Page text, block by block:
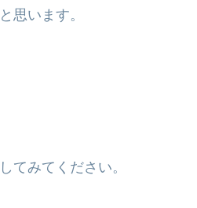
思います。
てみてください。